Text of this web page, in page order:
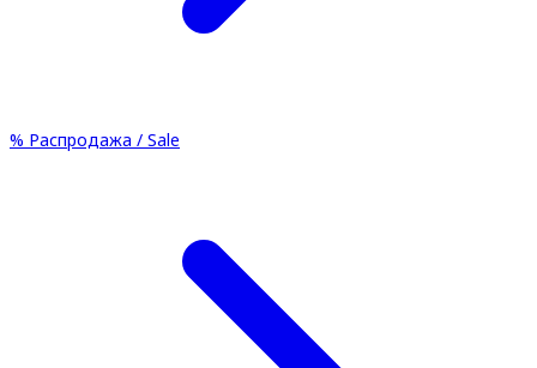
% Распродажа / Sale